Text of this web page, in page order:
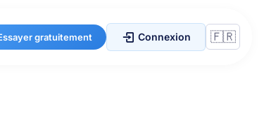
gratuitement Connexion